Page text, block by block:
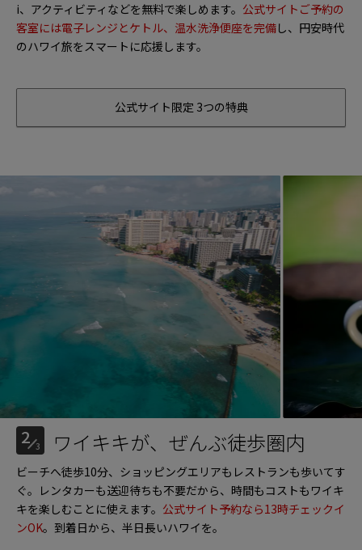
i、アクティビティなどを無料で楽しめます。 公式サイトご予約の
客室には電子レンジとケトル、温水洗浄便座を完備し、円安時代
のハワイ旅をスマートに応援します。
公式サイト限定 3つの特典
2 3 ワイキキが、ぜんぶ徒歩圏内
ビーチへ徒歩10分、ショッピングエリアもレストランも歩いてす
ぐ。レンタカーも送迎待ちも不要だから、時間もコストもワイキ
キを楽しむことに使えます。 公式サイト予約なら13時チェックイ
ンOK。到着日から、半日長いハワイを。